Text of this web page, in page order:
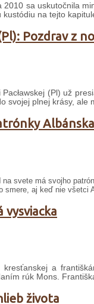
sa uskutočnila
kustódiu na tejto
Pozdrav z
(Pl) už
svojej plnej krásy, ale
Albánska
svete má svojho
smere, aj keď nie
vysviacka
kresťanskej a
rúk Mons.
života